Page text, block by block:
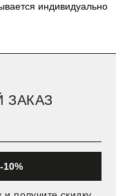
индивидуально